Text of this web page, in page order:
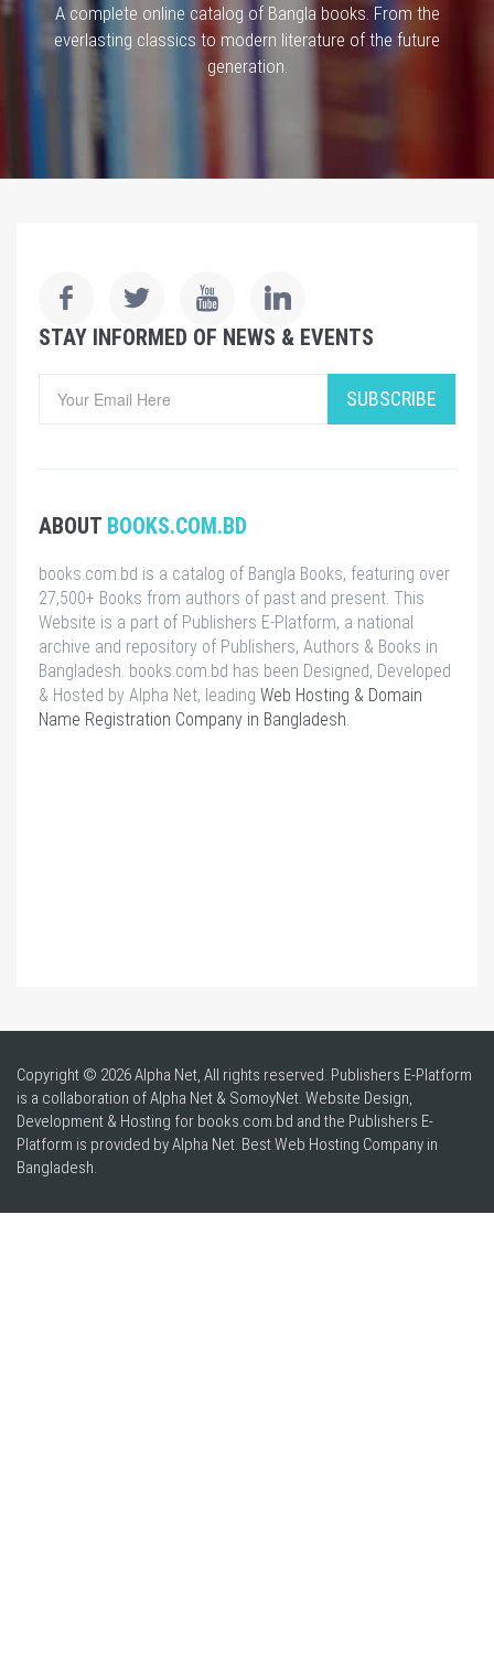
A complete online catalog of Bangla books. From the
everlasting classics to modern literature of the future
generation.
STAY INFORMED OF NEWS & EVENTS
SUBSCRIBE
ABOUT BOOKS.COM.BD
books.com.bd is a catalog of Bangla Books, featuring over
27,500+ Books from authors of past and present. This
Website is a part of Publishers E-Platform, a national
archive and repository of Publishers, Authors & Books in
Bangladesh. books.com.bd has been Designed, Developed
& Hosted by Alpha Net, leading Web Hosting & Domain
Name Registration Company in Bangladesh.
Copyright © 2026 Alpha Net, All rights reserved. Publishers E-Platform
is a collaboration of Alpha Net & SomoyNet. Website Design,
Development & Hosting for books.com.bd and the Publishers E-
Platform is provided by Alpha Net. BestWeb Hosting Company in
Bangladesh.